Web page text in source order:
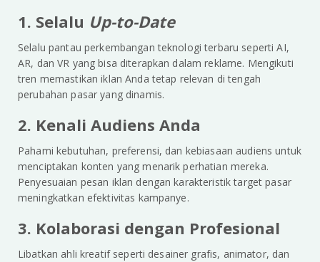
1. Selalu Up-to-Date
Selalu pantau perkembangan teknologi terbaru seperti AI,
AR, dan VR yang bisa diterapkan dalam reklame. Mengikuti
tren memastikan iklan Anda tetap relevan di tengah
perubahan pasar yang dinamis.
2. Kenali Audiens Anda
Pahami kebutuhan, preferensi, dan kebiasaan audiens untuk
menciptakan konten yang menarik perhatian mereka.
Penyesuaian pesan iklan dengan karakteristik target pasar
meningkatkan efektivitas kampanye.
3. Kolaborasi dengan Profesional
Libatkan ahli kreatif seperti desainer grafis, animator, dan